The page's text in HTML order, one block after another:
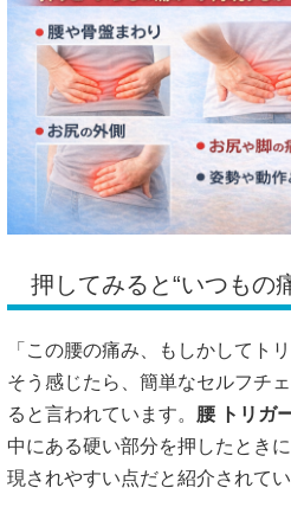
押してみると“いつもの
「この腰の痛み、もしかしてト
そう感じたら、簡単なセルフチ
ると言われています。 腰 トリガ
中にある硬い部分を押したとき
現されやすい点だと紹介されてい